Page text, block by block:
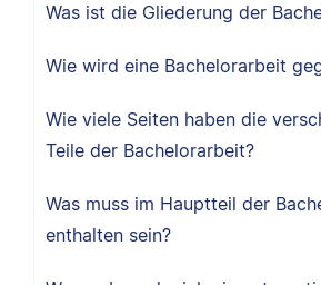
Was ist die Gliederung der
Wie wird eine Bachelorarbeit
Wie viele Seiten haben die
Teile der Bachelorarbeit?
Was muss im Hauptteil der
enthalten sein?